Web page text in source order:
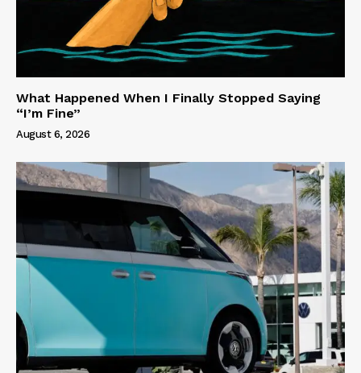
What Happened When I Finally Stopped Saying
“I’m Fine”
August 6, 2026